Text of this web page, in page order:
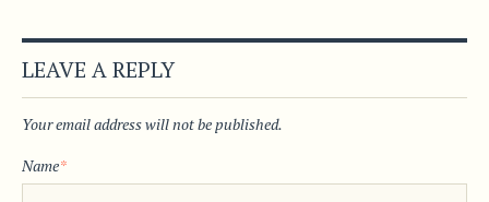
LEAVE A REPLY
Your email address will not be published.
Name*